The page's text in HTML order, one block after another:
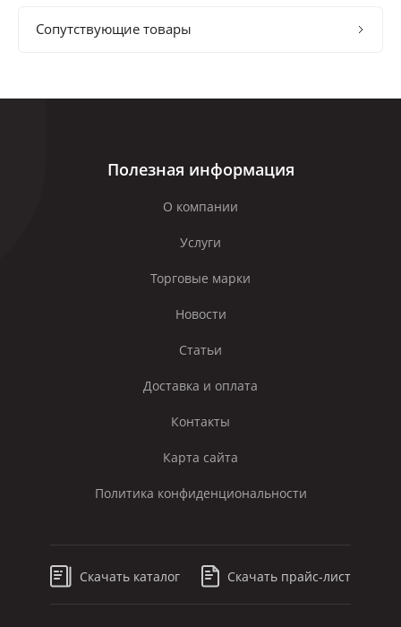
Сопутствующие товары
Полезная информация
О компании
Услуги
Торговые марки
Новости
Статьи
Доставка и оплата
Контакты
Карта сайта
Политика конфиденциональности
Скачать каталог Скачать прайс-лист